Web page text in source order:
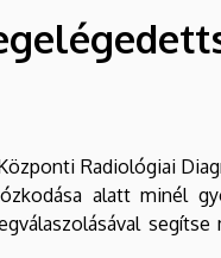
Radiológiai
alatt minél